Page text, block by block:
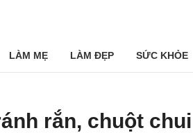
LÀM MẸ LÀM ĐẸP SỨC KHỎE
rắn, chuột